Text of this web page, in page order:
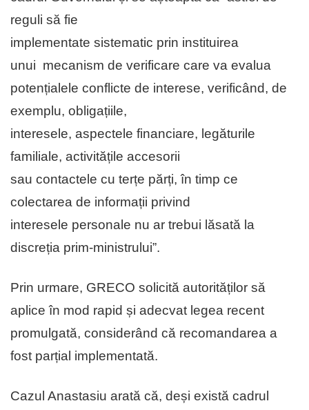
reguli să fie
implementate sistematic prin instituirea
unui mecanism de verificare care va evalua
potențialele conflicte de interese, verificând, de
exemplu, obligațiile,
interesele, aspectele financiare, legăturile
familiale, activitățile accesorii
sau contactele cu terțe părți, în timp ce
colectarea de informații privind
interesele personale nu ar trebui lăsată la
discreția prim-ministrului”.
Prin urmare, GRECO solicită autorităților să
aplice în mod rapid și adecvat legea recent
promulgată, considerând că recomandarea a
fost parțial implementată.
Cazul Anastasiu arată că, deși există cadrul